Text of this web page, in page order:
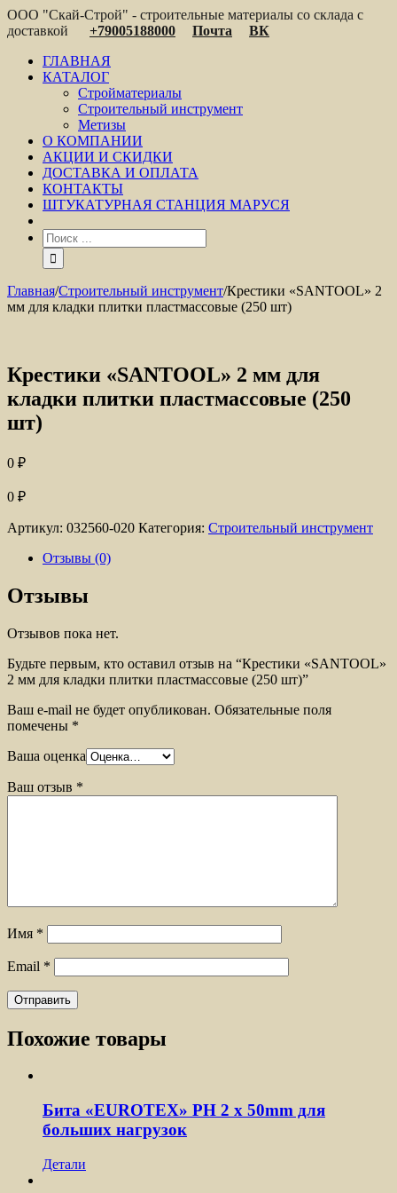
ООО "Скай-Строй" - строительные материалы со склада с
доставкой
+79005188000 Почта
ВК
ГЛАВНАЯ
КАТАЛОГ
Стройматериалы
Строительный инструмент
Метизы
О КОМПАНИИ
АКЦИИ И СКИДКИ
ДОСТАВКА И ОПЛАТА
КОНТАКТЫ
ШТУКАТУРНАЯ СТАНЦИЯ МАРУСЯ
Главная/Строительный инструмент/Крестики «SANTOOL» 2
мм для кладки плитки пластмассовые (250 шт)
Крестики «SANTOOL» 2 мм для
кладки плитки пластмассовые (250
шт)
0 ₽
0 ₽
Артикул: 032560-020 Категория: Строительный инструмент
Отзывы (0)
Отзывы
Отзывов пока нет.
Будьте первым, кто оставил отзыв на “Крестики «SANTOOL»
2 мм для кладки плитки пластмассовые (250 шт)”
Ваш e-mail не будет опубликован. Обязательные поля
помечены *
Ваша оценка
Ваш отзыв *
Имя *
Email *
Похожие товары
Бита «EUROTEX» PH 2 х 50mm для
больших нагрузок
Детали